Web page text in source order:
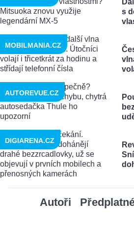
s
MOBILMANIA.CZ
AUTOREVUE.CZ
DIGIARENA.CZ
Autoři